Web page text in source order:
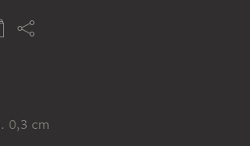
0,3 cm